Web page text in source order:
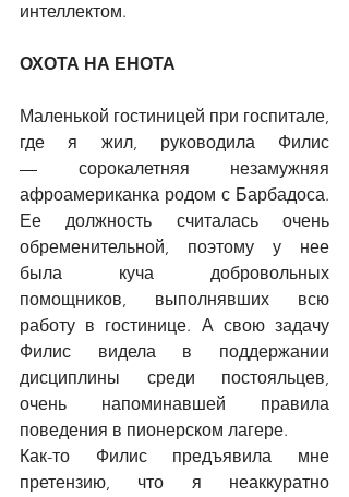
интеллектом.
ОХОТА НА ЕНОТА
Маленькой гостиницей при госпитале,
— сорокалетняя незамужняя
афроамериканка родом с Барбадоса.
Ее должность считалась очень
обременительной, поэтому у нее
была куча добровольных
помощников, выполнявших всю
работу в гостинице. А свою задачу
Филис видела в поддержании
дисциплины среди постояльцев,
очень напоминавшей правила
поведения в пионерском лагере.
Как-то Филис предъявила мне
претензию, что я неаккуратно